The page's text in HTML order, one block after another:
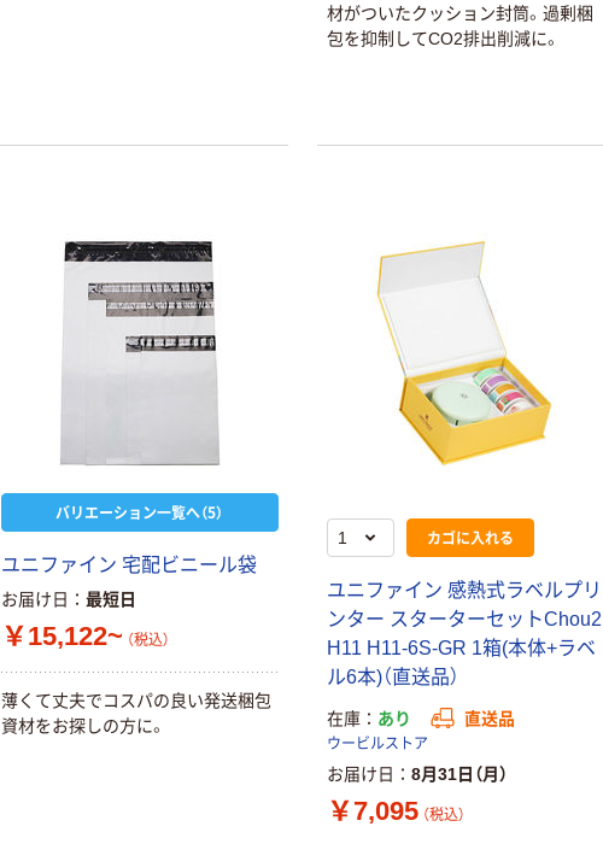
材がついたクッション封筒。過剰梱
包を抑制してCO2排出削減に。
バリエーション一覧へ（5）
ユニファイン 宅配ビニール袋
お届け日 最短日
￥15,122~ （税込）
薄くて丈夫でコスパの良い発送梱包
資材をお探しの方に。
カゴに入れる
ユニファイン 感熱式ラベルプリ
ンター スターターセットChou2
H11 H11-6S-GR 1箱(本体+ラベ
ル6本)（直送品）
在庫 あり 直送品
ウービルストア
お届け日 8月31日（月）
￥7,095 （税込）